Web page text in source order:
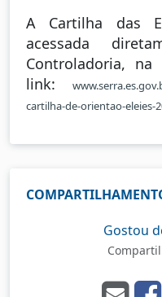
A Cartilha das
acessada
Controladoria, na
link:
cartilha-de-orientao-eleies-
Gostou